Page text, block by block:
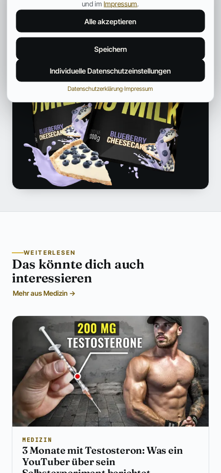
WEITERLESEN
Das könnte dich auch
interessieren
Mehr aus Medizin →
MEDIZIN
3 Monate mit Testosteron: Was ein
YouTuber über sein
und im Impressum.
Alle akzeptieren
Speichern
Individuelle Datenschutzeinstellungen
Datenschutzerklärung·Impressum